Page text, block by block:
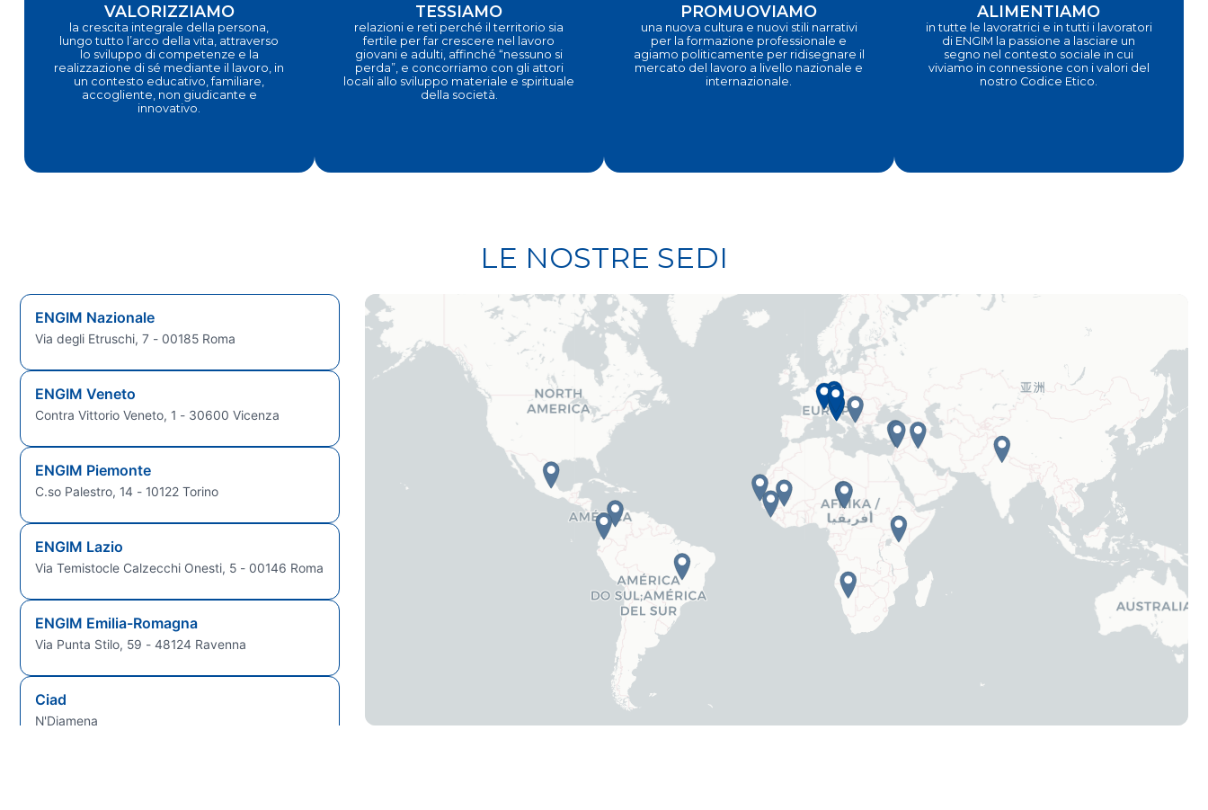
VALORIZZIAMO
la crescita integrale della persona,
lungo tutto l’arco della vita, attraverso
lo sviluppo di competenze e la
realizzazione di sé mediante il lavoro, in
un contesto educativo, familiare,
accogliente, non giudicante e
innovativo.
TESSIAMO
relazioni e reti perché il territorio sia
fertile per far crescere nel lavoro
giovani e adulti, affinché “nessuno si
perda”, e concorriamo con gli attori
locali allo sviluppo materiale e spirituale
della società.
PROMUOVIAMO
una nuova cultura e nuovi stili narrativi
per la formazione professionale e
agiamo politicamente per ridisegnare il
mercato del lavoro a livello nazionale e
internazionale.
ALIMENTIAMO
in tutte le lavoratrici e in tutti i lavoratori
di ENGIM la passione a lasciare un
segno nel contesto sociale in cui
viviamo in connessione con i valori del
nostro Codice Etico.
LE NOSTRE SEDI
ENGIM Nazionale
Via degli Etruschi, 7 - 00185 Roma
ENGIM Veneto
Contra Vittorio Veneto, 1 - 30600 Vicenza
ENGIM Piemonte
C.so Palestro, 14 - 10122 Torino
ENGIM Lazio
Via Temistocle Calzecchi Onesti, 5 - 00146 Roma
ENGIM Emilia-Romagna
Via Punta Stilo, 59 - 48124 Ravenna
Ciad
N'Djamena